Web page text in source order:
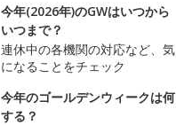
今年(2026年)のGWはいつから
いつまで？
連休中の各機関の対応など、気
になることをチェック
今年のゴールデンウィークは何
する？